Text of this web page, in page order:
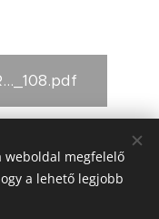
Fejlesztéséért
u.5/b)
weboldal megfelelő
a lehető legjobb